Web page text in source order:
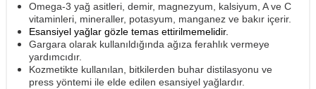
Omega-3 yağ asitleri, demir, magnezyum, kalsiyum, A ve C
vitaminleri, mineraller, potasyum, manganez ve bakır içerir.
Esansiyel yağlar gözle temas ettirilmemelidir.
Gargara olarak kullanıldığında ağıza ferahlık vermeye
yardımcıdır.
Kozmetikte kullanılan, bitkilerden buhar distilasyonu ve
press yöntemi ile elde edilen esansiyel yağlardır.